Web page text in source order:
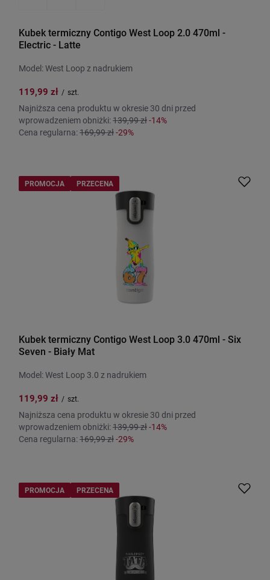
Kubek termiczny Contigo West Loop 2.0 470ml -
Electric - Latte
Model: West Loop z nadrukiem
119,99 zł / szt.
Najniższa cena produktu w okresie 30 dni przed
wprowadzeniem obniżki:139,99 zł-14%
Cena regularna:169,99 zł-29%
PROMOCJA PRZECENA
Kubek termiczny Contigo West Loop 3.0 470ml - Six
Seven - Biały Mat
Model: West Loop 3.0 z nadrukiem
119,99 zł / szt.
Najniższa cena produktu w okresie 30 dni przed
wprowadzeniem obniżki:139,99 zł-14%
Cena regularna:169,99 zł-29%
PROMOCJA PRZECENA